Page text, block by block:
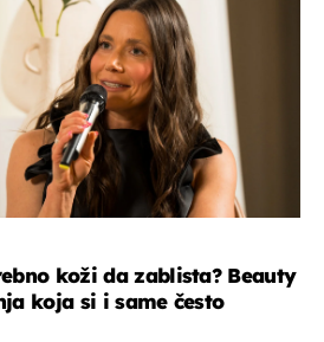
koži da zablista? Beauty
koja si i same često